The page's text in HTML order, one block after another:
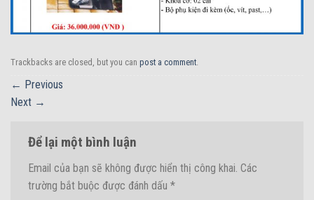
Trackbacks are closed, but you can post a comment.
← Previous
Next →
Để lại một bình luận
Email của bạn sẽ không được hiển thị công khai. Các
trường bắt buộc được đánh dấu *